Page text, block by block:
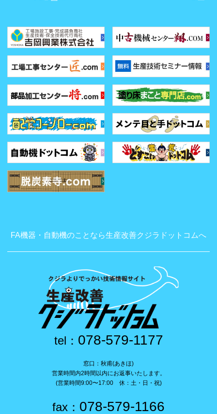
FA機器・自動機のことなら生産改善クジラドットコムへ
tel： 078-579-1177
窓口：秋甫(あきほ)
営業時間内2時間以内にお返事いたします。
(営業時間9:00〜17:00 休：土・日・祝)
fax： 078-579-1166